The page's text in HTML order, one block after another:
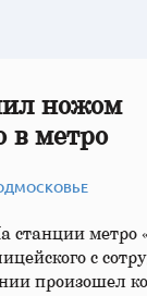
ножом
в метро
станции метро
с
произошел